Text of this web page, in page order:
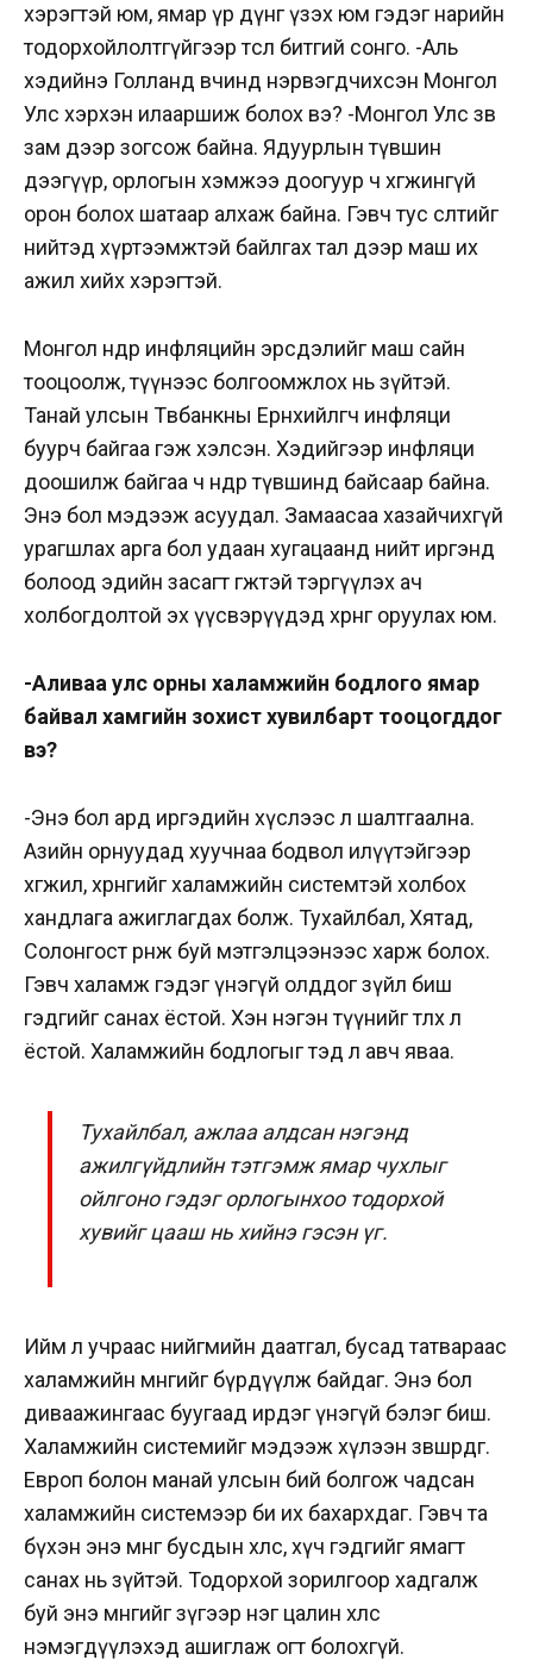
хэрэгтэй юм, ямар үр дүнг үзэх юм гэдэг нарийн
тодорхойлолтгүйгээр төсөл битгий сонго. -Аль
хэдийнэ Голланд өвчинд нэрвэгдчихсэн Монгол
Улс хэрхэн илааршиж болох вэ? -Монгол Улс зөв
зам дээр зогсож байна. Ядуурлын түвшин
дээгүүр, орлогын хэмжээ доогуур ч хөгжингүй
орон болох шатаар алхаж байна. Гэвч тус өсөлтийг
нийтэд хүртээмжтэй байлгах тал дээр маш их
ажил хийх хэрэгтэй.
Монгол өндөр инфляцийн эрсдэлийг маш сайн
тооцоолж, түүнээс болгоомжлох нь зүйтэй.
Танай улсын Төвбанкны Ерөнхийлөгч инфляци
буурч байгаа гэж хэлсэн. Хэдийгээр инфляци
доошилж байгаа ч өндөр түвшинд байсаар байна.
Энэ бол мэдээж асуудал. Замаасаа хазайчихгүй
урагшлах арга бол удаан хугацаанд нийт иргэнд
болоод эдийн засагт өгөөжтэй тэргүүлэх ач
холбогдолтой эх үүсвэрүүдэд хөрөнгө оруулах юм.
-Аливаа улс орны халамжийн бодлого ямар
байвал хамгийн зохист хувилбарт тооцогддог
вэ?
-Энэ бол ард иргэдийн хүслээс л шалтгаална.
Азийн орнуудад хуучнаа бодвол илүүтэйгээр
хөгжил, хөрөнгийг халамжийн системтэй холбох
хандлага ажиглагдах болж. Тухайлбал, Хятад,
Солонгост өрнөж буй мэтгэлцээнээс харж болох.
Гэвч халамж гэдэг үнэгүй олддог зүйл биш
гэдгийг санах ёстой. Хэн нэгэн түүнийг төлөх л
ёстой. Халамжийн бодлогыг тэд л авч яваа.
Тухайлбал, ажлаа алдсан нэгэнд
ажилгүйдлийн тэтгэмж ямар чухлыг
ойлгоно гэдэг орлогынхоо тодорхой
хувийг цааш нь хийнэ гэсэн үг.
Ийм л учраас нийгмийн даатгал, бусад татвараас
халамжийн мөнгийг бүрдүүлж байдаг. Энэ бол
диваажингаас буугаад ирдэг үнэгүй бэлэг биш.
Халамжийн системийг мэдээж хүлээн зөвшөөрдөг.
Европ болон манай улсын бий болгож чадсан
халамжийн системээр би их бахархдаг. Гэвч та
бүхэн энэ мөнгө бусдын хөлс, хүч гэдгийг ямагт
санах нь зүйтэй. Тодорхой зорилгоор хадгалж
буй энэ мөнгийг зүгээр нэг цалин хөлс
нэмэгдүүлэхэд ашиглаж огт болохгүй.